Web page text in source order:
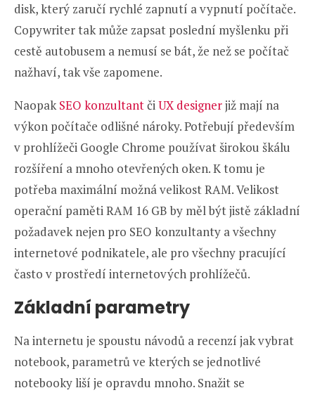
disk, který zaručí rychlé zapnutí a vypnutí počítače.
Copywriter tak může zapsat poslední myšlenku při
cestě autobusem a nemusí se bát, že než se počítač
nažhaví, tak vše zapomene.
NaopakSEO konzultantčiUX designerjiž mají na
výkon počítače odlišné nároky. Potřebují především
v prohlížeči Google Chrome používat širokou škálu
rozšíření a mnoho otevřených oken. K tomu je
potřeba maximální možná velikost RAM. Velikost
operační paměti RAM 16 GB by měl být jistě základní
požadavek nejen pro SEO konzultanty a všechny
internetové podnikatele, ale pro všechny pracující
často v prostředí internetových prohlížečů.
Základní parametry
Na internetu je spoustu návodů a recenzí jak vybrat
notebook, parametrů ve kterých se jednotlivé
notebooky liší je opravdu mnoho. Snažit se